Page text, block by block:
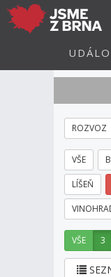
ROZVOZ
VŠE
LÍŠEŇ
VŠE 3